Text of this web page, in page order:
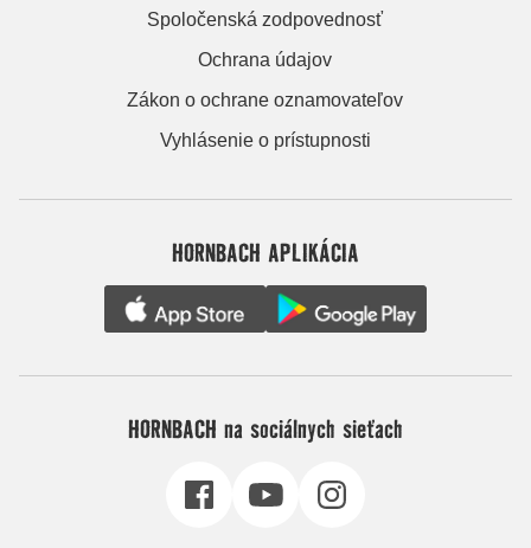
Spoločenská zodpovednosť
Ochrana údajov
Zákon o ochrane oznamovateľov
Vyhlásenie o prístupnosti
HORNBACH APLIKÁCIA
HORNBACH na sociálnych sieťach